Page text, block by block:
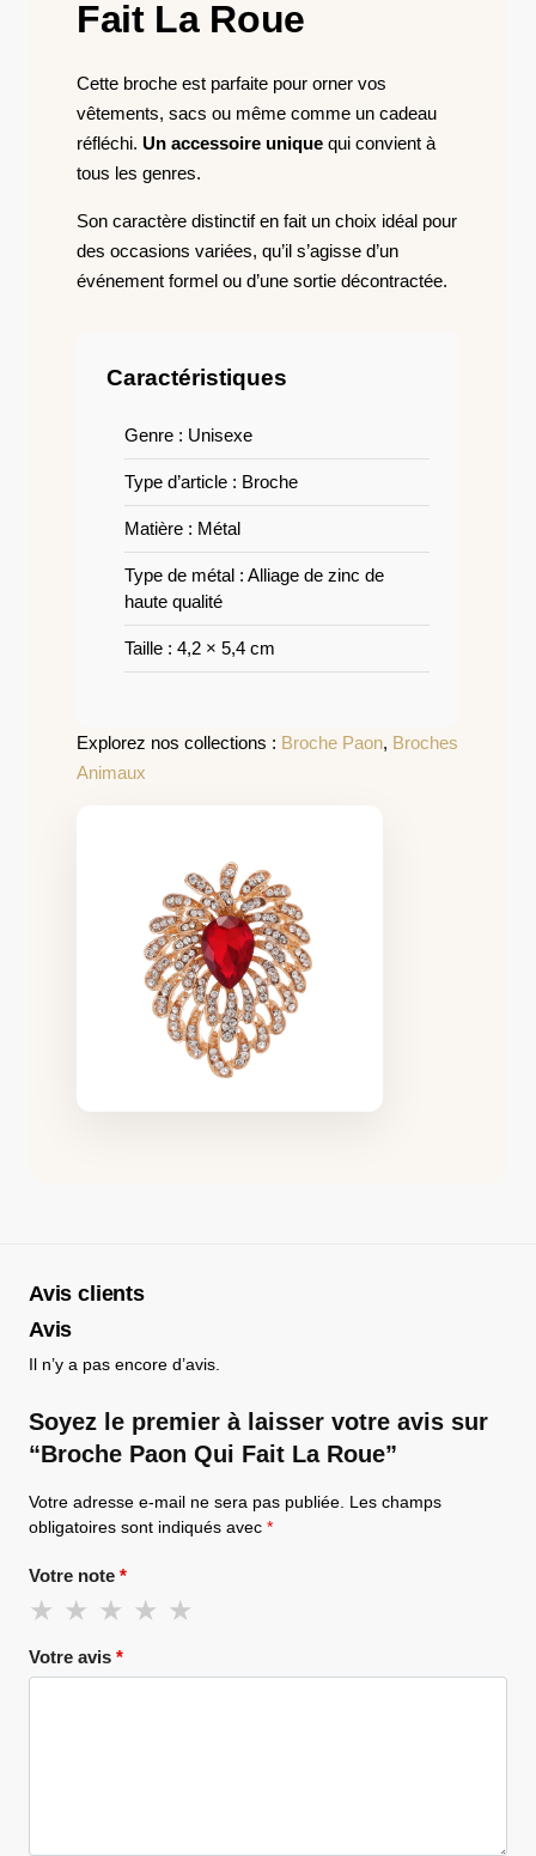
Fait La Roue
Cette broche est parfaite pour orner vos
vêtements, sacs ou même comme un cadeau
réfléchi. Un accessoire unique qui convient à
tous les genres.
Son caractère distinctif en fait un choix idéal pour
des occasions variées, qu’il s’agisse d’un
événement formel ou d’une sortie décontractée.
Caractéristiques
Genre : Unisexe
Type d’article : Broche
Matière : Métal
Type de métal : Alliage de zinc de
haute qualité
Taille : 4,2 × 5,4 cm
Explorez nos collections : Broche Paon, Broches
Animaux
Avis clients
Avis
Il n’y a pas encore d’avis.
Soyez le premier à laisser votre avis sur
“Broche Paon Qui Fait La Roue”
Votre adresse e-mail ne sera pas publiée. Les champs
obligatoires sont indiqués avec *
Votre note *
Votre avis *